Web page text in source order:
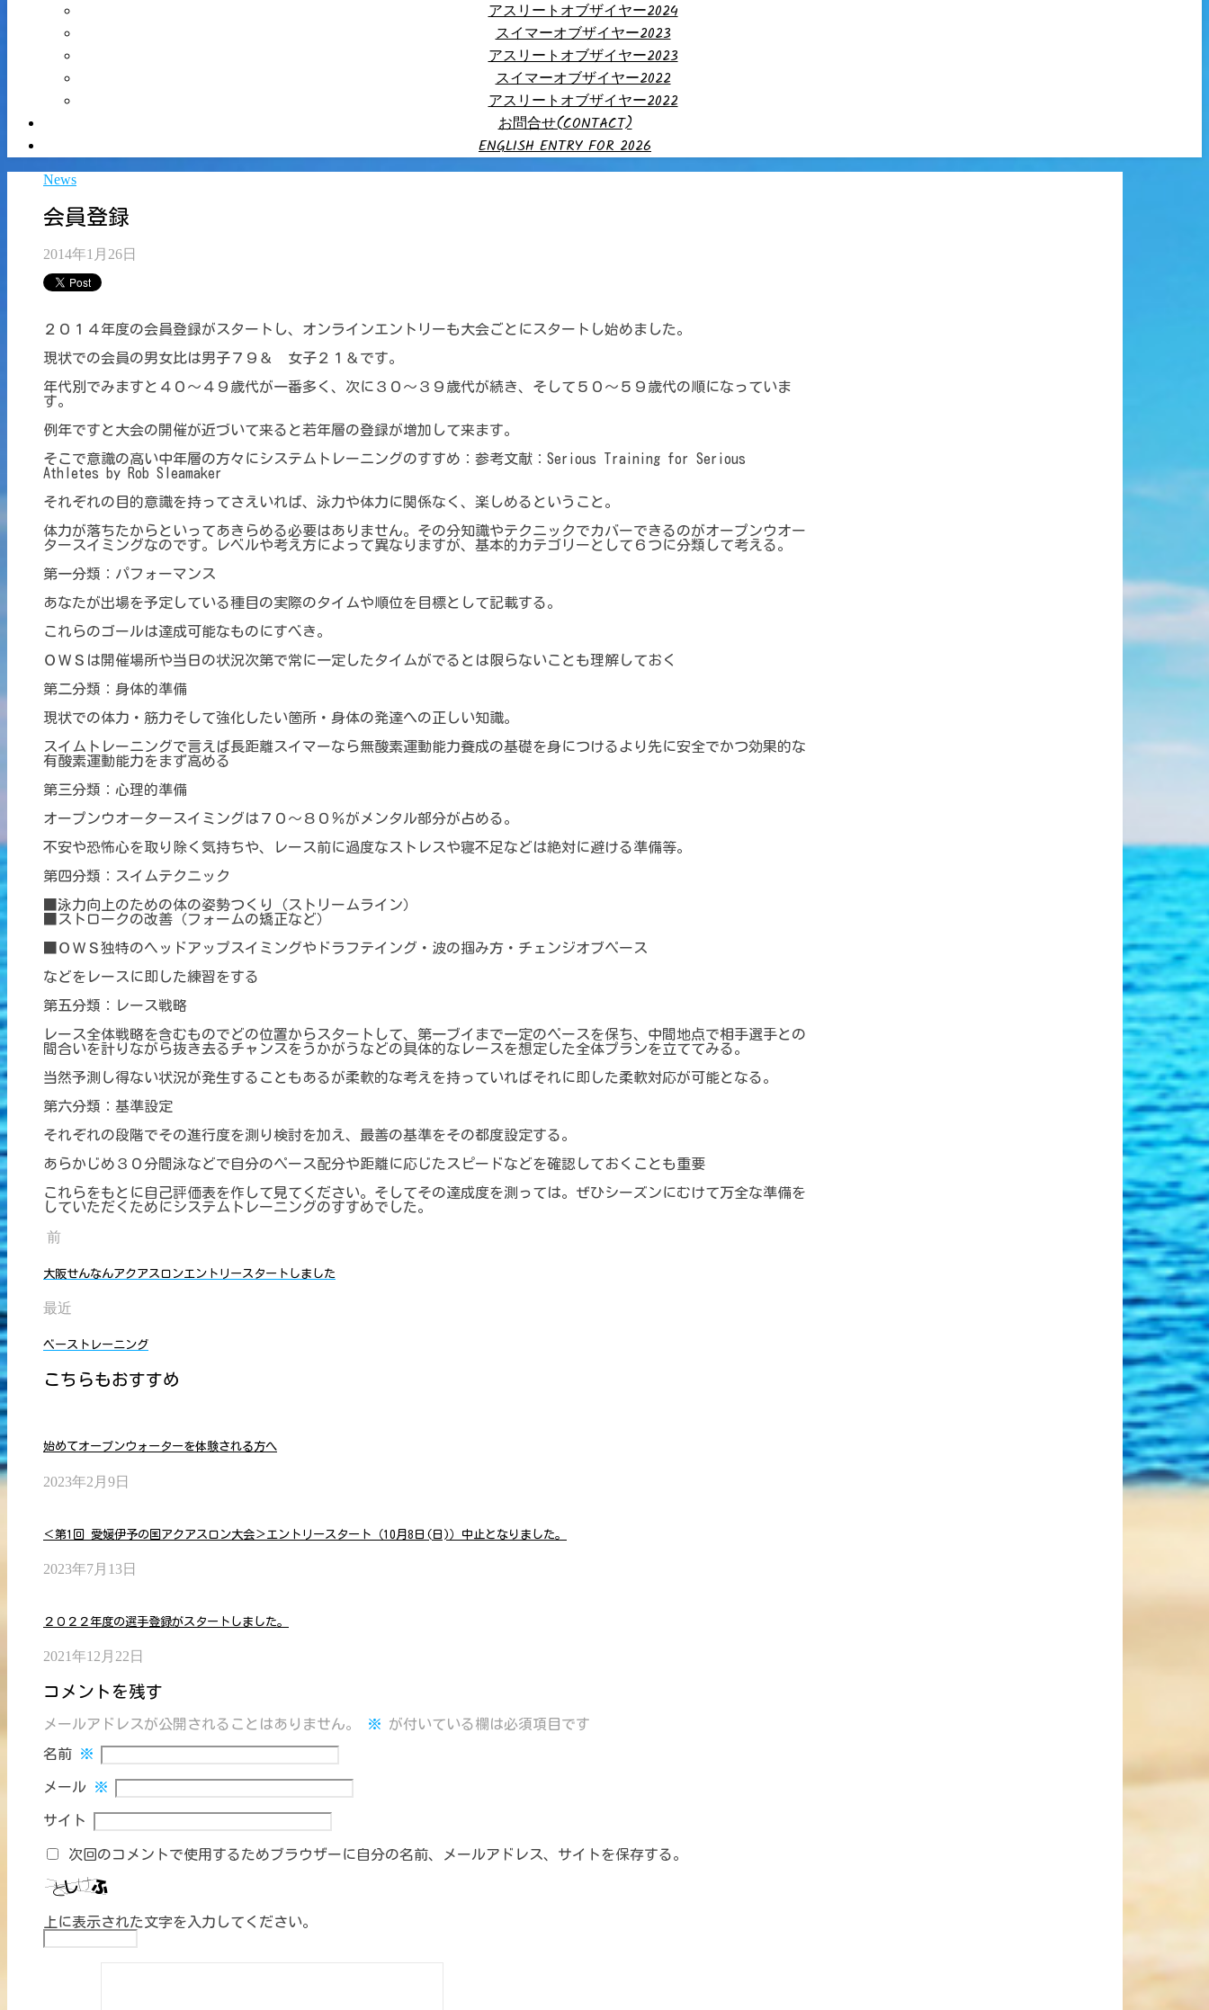
アスリートオブザイヤー2024
スイマーオブザイヤー2023
アスリートオブザイヤー2023
スイマーオブザイヤー2022
アスリートオブザイヤー2022
お問合せ(CONTACT)
ENGLISH ENTRY FOR 2026
News
会員登録
2014年1月26日
２０１４年度の会員登録がスタートし、オンラインエントリーも大会ごとにスタートし始めました。
現状での会員の男女比は男子７９＆ 女子２１＆です。
年代別でみますと４０～４９歳代が一番多く、次に３０～３９歳代が続き、そして５０～５９歳代の順になっていま
す。
例年ですと大会の開催が近づいて来ると若年層の登録が増加して来ます。
そこで意識の高い中年層の方々にシステムトレーニングのすすめ：参考文献：Serious Training for Serious
Athletes by Rob Sleamaker
それぞれの目的意識を持ってさえいれば、泳力や体力に関係なく、楽しめるということ。
体力が落ちたからといってあきらめる必要はありません。その分知識やテクニックでカバーできるのがオープンウオー
タースイミングなのです。レベルや考え方によって異なりますが、基本的カテゴリーとして６つに分類して考える。
第一分類：パフォーマンス
あなたが出場を予定している種目の実際のタイムや順位を目標として記載する。
これらのゴールは達成可能なものにすべき。
ＯＷＳは開催場所や当日の状況次第で常に一定したタイムがでるとは限らないことも理解しておく
第二分類：身体的準備
現状での体力・筋力そして強化したい箇所・身体の発達への正しい知識。
スイムトレーニングで言えば長距離スイマーなら無酸素運動能力養成の基礎を身につけるより先に安全でかつ効果的な
有酸素運動能力をまず高める
第三分類：心理的準備
オープンウオータースイミングは７０～８０％がメンタル部分が占める。
不安や恐怖心を取り除く気持ちや、レース前に過度なストレスや寝不足などは絶対に避ける準備等。
第四分類：スイムテクニック
■泳力向上のための体の姿勢つくり（ストリームライン）
■ストロークの改善（フォームの矯正など）
■ＯＷＳ独特のヘッドアップスイミングやドラフテイング・波の掴み方・チェンジオブペース
などをレースに即した練習をする
第五分類：レース戦略
レース全体戦略を含むものでどの位置からスタートして、第一ブイまで一定のペースを保ち、中間地点で相手選手との
間合いを計りながら抜き去るチャンスをうかがうなどの具体的なレースを想定した全体プランを立ててみる。
当然予測し得ない状況が発生することもあるが柔軟的な考えを持っていればそれに即した柔軟対応が可能となる。
第六分類：基準設定
それぞれの段階でその進行度を測り検討を加え、最善の基準をその都度設定する。
あらかじめ３０分間泳などで自分のペース配分や距離に応じたスピードなどを確認しておくことも重要
これらをもとに自己評価表を作して見てください。そしてその達成度を測っては。ぜひシーズンにむけて万全な準備を
していただくためにシステムトレーニングのすすめでした。
前
大阪せんなんアクアスロンエントリースタートしました
最近
ベーストレーニング
こちらもおすすめ
始めてオープンウォーターを体験される方へ
2023年2月9日
＜第1回 愛媛伊予の国アクアスロン大会＞エントリースタート（10月8日(日)）中止となりました。
2023年7月13日
２０２２年度の選手登録がスタートしました。
2021年12月22日
コメントを残す
メールアドレスが公開されることはありません。 ※ が付いている欄は必須項目です
名前 ※
メール ※
サイト
次回のコメントで使用するためブラウザーに自分の名前、メールアドレス、サイトを保存する。
上に表示された文字を入力してください。